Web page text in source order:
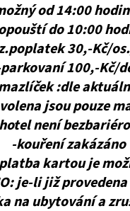
od 14:00
do 10:00
30,-Kč/
100,-Kč/
:dle
jsou pouze
není
-kouření zakázáno
kartou je
je-li již
na ubytování a